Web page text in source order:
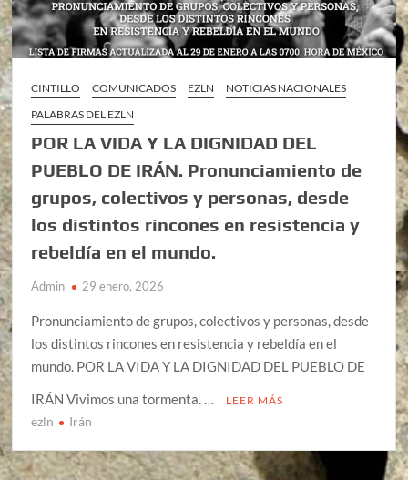
CINTILLO COMUNICADOS EZLN
NOTICIAS NACIONALES
PALABRAS DEL EZLN
POR LA VIDA Y LA DIGNIDAD DEL
PUEBLO DE IRÁN. Pronunciamiento de
grupos, colectivos y personas, desde
los distintos rincones en resistencia y
rebeldía en el mundo.
Admin 29 enero, 2026
Pronunciamiento de grupos, colectivos y personas, desde
los distintos rincones en resistencia y rebeldía en el
mundo. POR LA VIDA Y LA DIGNIDAD DEL PUEBLO DE
IRÁN Vivimos una tormenta. …
LEER MÁS
ezln Irán